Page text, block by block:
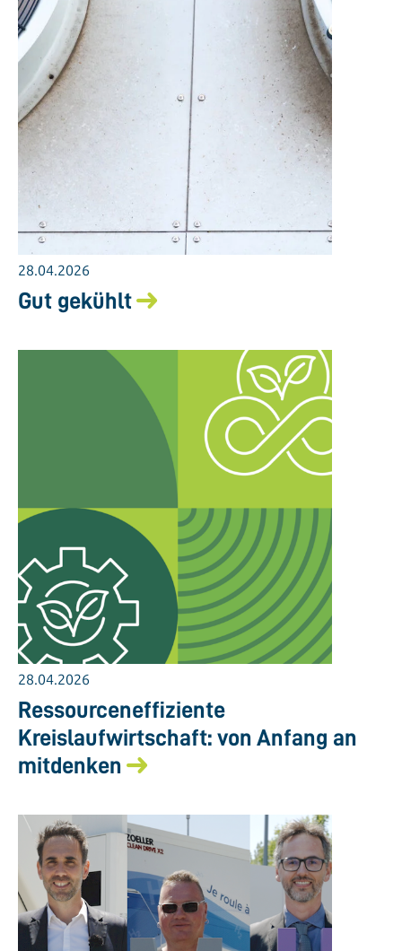
28.04.2026
Gut gekühlt
28.04.2026
Ressourceneffiziente
Kreislaufwirtschaft: von Anfang an
mitdenken